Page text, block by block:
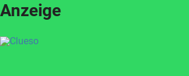
Anzeige